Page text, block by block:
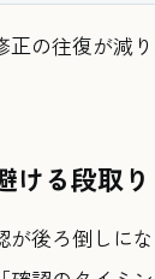
正の往復が減
ける段取り
が後ろ倒しに